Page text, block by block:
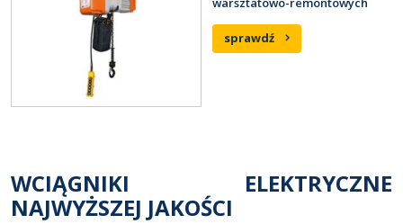
sprawdź
WCIĄGNIKI ELEKTRYCZNE
NAJWYŻSZEJ JAKOŚCI